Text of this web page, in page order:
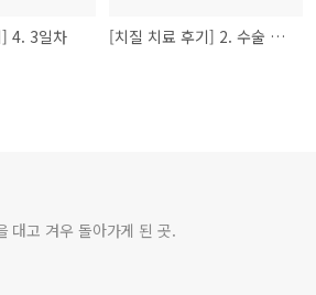
4. 3일차 [치질 치료 후기] 2. 수술 & 1일차
대고 겨우 돌아가게 된 곳.